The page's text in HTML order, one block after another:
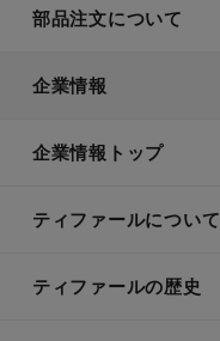
部品注文について
企業情報
企業情報トップ
ティファールについて
ティファールの歴史